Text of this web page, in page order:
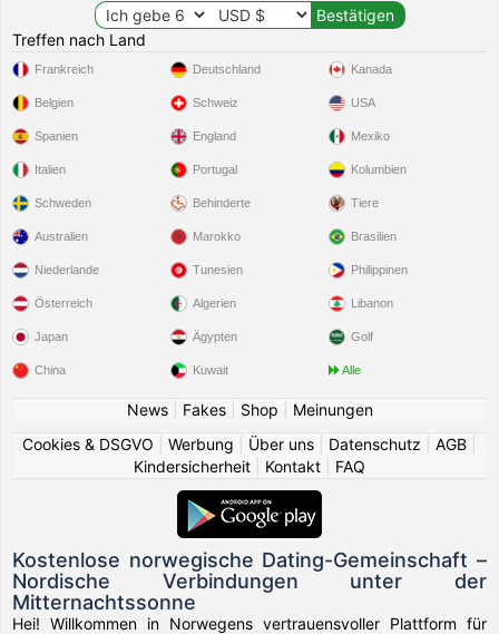
Treffen nach Land
Frankreich
Belgien
Spanien
Italien
Schweden
Deutschland
Schweiz
England
Portugal
Behinderte
Kanada
USA
Mexiko
Kolumbien
Tiere
Australien
Niederlande
Österreich
Japan
China
Marokko
Tunesien
Algerien
Ägypten
Kuwait
Brasilien
Philippinen
Libanon
Golf
Alle
News| Fakes| Shop
Meinungen
Cookies & DSGVO
Werbung Über uns Datenschutz AGB
Kindersicherheit
Kontakt FAQ
Kostenlose norwegische Dating-Gemeinschaft –
Nordische Verbindungen unter der
Mitternachtssonne
Hei! Willkommen in Norwegens vertrauensvoller Plattform für